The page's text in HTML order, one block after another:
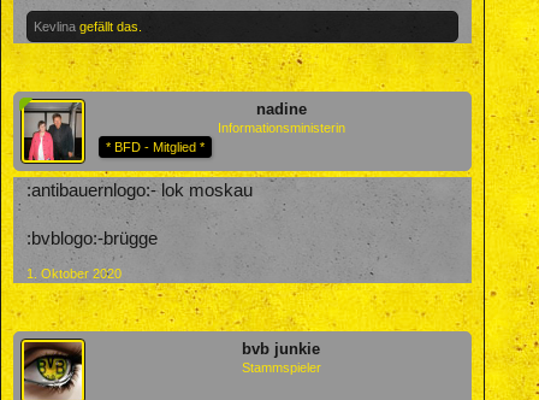
Kevlina gefällt das.
nadine
Informationsministerin
* BFD - Mitglied *
:antibauernlogo:- lok moskau
:bvblogo:-brügge
1. Oktober 2020
bvb junkie
Stammspieler